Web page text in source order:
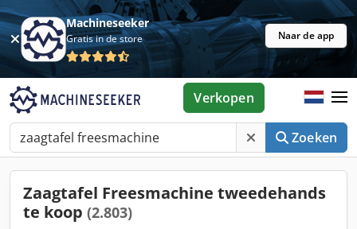
Machineseeker
Gratis in de store Naar de app
Zoeken
Verkopen
Zaagtafel Freesmachine tweedehands
te koop (2.803)